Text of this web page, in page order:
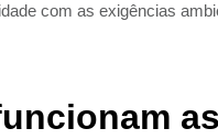
com as exigências
as